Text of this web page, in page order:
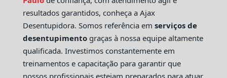
resultados garantidos, conheça a Ajax
Desentupidora. Somos referência em serviços de
desentupimentograças à nossa equipe altamente
qualificada. Investimos constantemente em
treinamentos e capacitação para garantir que
nossos profissionais estejam preparados para atuar